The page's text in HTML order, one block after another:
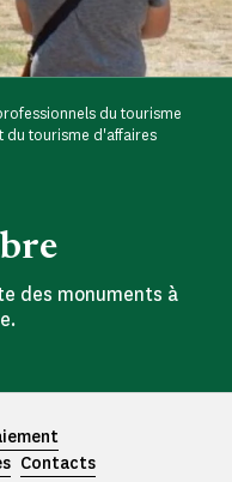
du tourisme
du tourisme d'affaires
des monuments à
Contacts